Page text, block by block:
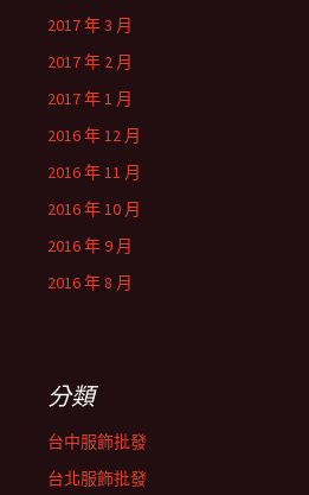
2017 年 3 月
2017 年 2 月
2017 年 1 月
2016 年 12 月
2016 年 11 月
2016 年 10 月
2016 年 9 月
2016 年 8 月
分類
台中服飾批發
台北服飾批發